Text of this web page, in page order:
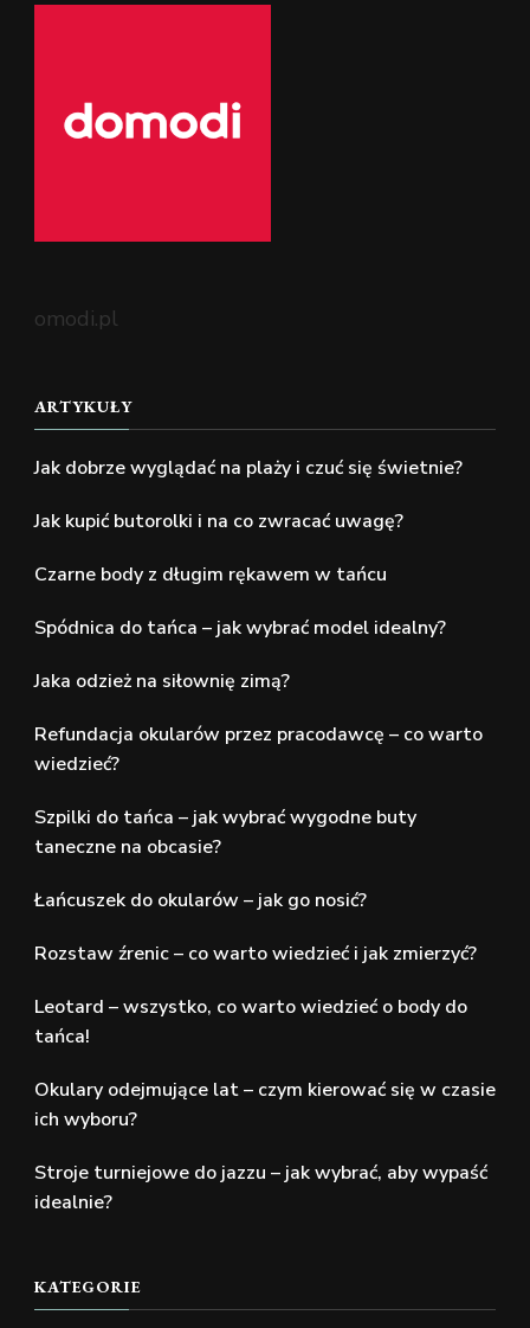
omodi.pl
ARTYKUŁY
Jak dobrze wyglądać na plaży i czuć się świetnie?
Jak kupić butorolki i na co zwracać uwagę?
Czarne body z długim rękawem w tańcu
Spódnica do tańca – jak wybrać model idealny?
Jaka odzież na siłownię zimą?
Refundacja okularów przez pracodawcę – co warto
wiedzieć?
Szpilki do tańca – jak wybrać wygodne buty
taneczne na obcasie?
Łańcuszek do okularów – jak go nosić?
Rozstaw źrenic – co warto wiedzieć i jak zmierzyć?
Leotard – wszystko, co warto wiedzieć o body do
tańca!
Okulary odejmujące lat – czym kierować się w czasie
ich wyboru?
Stroje turniejowe do jazzu – jak wybrać, aby wypaść
idealnie?
KATEGORIE